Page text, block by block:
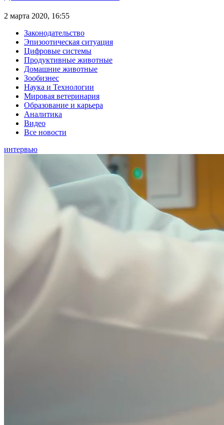
2 марта 2020, 16:55
Законодательство
Эпизоотическая ситуация
Цифровые системы
Продуктивные животные
Домашние животные
Зообизнес
Наука и Технологии
Мировая ветеринария
Образование и карьера
Аналитика
Видео
Все новости
интервью